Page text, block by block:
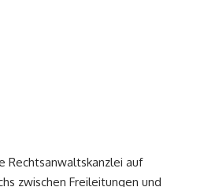
Rechtsanwaltskanzlei auf
zwischen Freileitungen und